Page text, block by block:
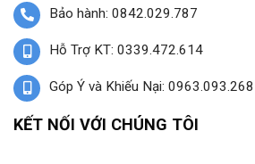
Bảo hành: 0842.029.787
Hỗ Trợ KT: 0339.472.614
Góp Ý và Khiếu Nại: 0963.093.268
KẾT NỐI VỚI CHÚNG TÔI